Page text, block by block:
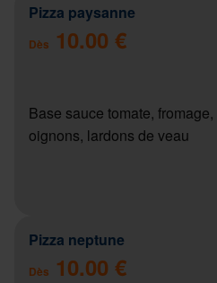
Pizza paysanne
Dès 10.00 €
Base sauce tomate,
oignons, lardons de veau
Pizza neptune
Dès 10.00 €